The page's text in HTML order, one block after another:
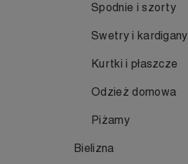
Spodnie i szorty
Swetry i kardigany
Kurtki i płaszcze
Odzież domowa
Piżamy
Bielizna